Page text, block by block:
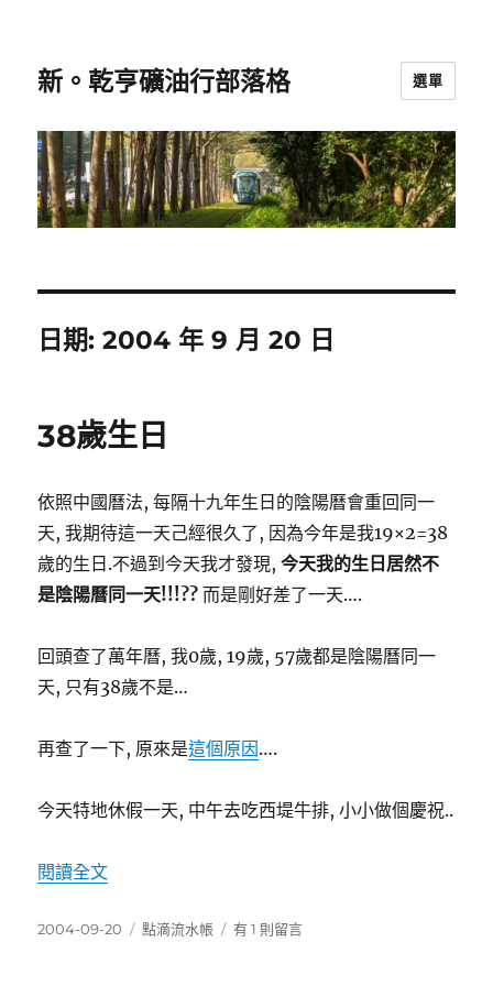
新。乾亨礦油行部落格 選單
日期:2004 年 9 月 20 日
38歲生日
依照中國曆法, 每隔十九年生日的陰陽曆會重回同一
天, 我期待這一天己經很久了, 因為今年是我19×2=38
歲的生日.不過到今天我才發現,今天我的生日居然不
是陰陽曆同一天!!!??而是剛好差了一天….
回頭查了萬年曆, 我0歲, 19歲, 57歲都是陰陽曆同一
天, 只有38歲不是…
再查了一下, 原來是這個原因….
今天特地休假一天, 中午去吃西堤牛排, 小小做個慶祝..
閱讀全文〈38歲生日〉
發
2004-09-20
分
點滴流水帳
在
有 1 則留言